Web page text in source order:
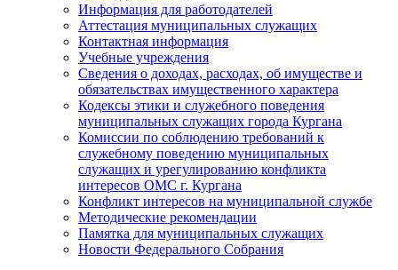
Информация для работодателей
Аттестация муниципальных служащих
Контактная информация
Учебные учреждения
Сведения о доходах, расходах, об имуществе и
обязательствах имущественного характера
Кодексы этики и служебного поведения
муниципальных служащих города Кургана
Комиссии по соблюдению требований к
служебному поведению муниципальных
служащих и урегулированию конфликта
интересов ОМС г. Кургана
Конфликт интересов на муниципальной службе
Методические рекомендации
Памятка для муниципальных служащих
Новости Федерального Cобрания